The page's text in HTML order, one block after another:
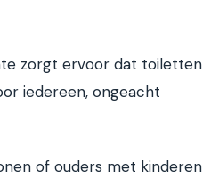
zorgt ervoor dat toiletten
iedereen, ongeacht
of ouders met kinderen